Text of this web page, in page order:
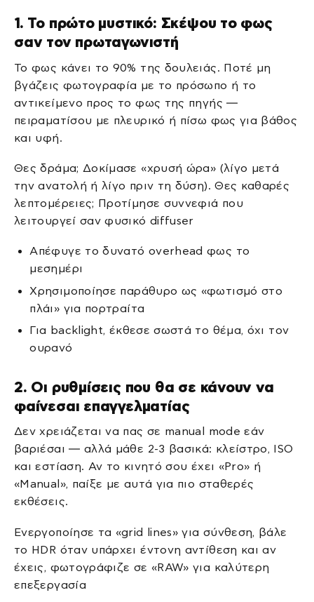
1. Το πρώτο μυστικό: Σκέψου το φως
σαν τον πρωταγωνιστή
Το φως κάνει το 90% της δουλειάς. Ποτέ μη
βγάζεις φωτογραφία με το πρόσωπο ή το
αντικείμενο προς το φως της πηγής —
πειραματίσου με πλευρικό ή πίσω φως για βάθος
και υφή.
Θες δράμα; Δοκίμασε «χρυσή ώρα» (λίγο μετά
την ανατολή ή λίγο πριν τη δύση). Θες καθαρές
λεπτομέρειες; Προτίμησε συννεφιά που
λειτουργεί σαν φυσικό diffuser
Απέφυγε το δυνατό overhead φως το
μεσημέρι
Χρησιμοποίησε παράθυρο ως «φωτισμό στο
πλάι» για πορτραίτα
Για backlight, έκθεσε σωστά το θέμα, όχι τον
ουρανό
2. Οι ρυθμίσεις που θα σε κάνουν να
φαίνεσαι επαγγελματίας
Δεν χρειάζεται να πας σε manual mode εάν
βαριέσαι — αλλά μάθε 2-3 βασικά: κλείστρο, ISO
και εστίαση. Αν το κινητό σου έχει «Pro» ή
«Manual», παίξε με αυτά για πιο σταθερές
εκθέσεις.
Ενεργοποίησε τα «grid lines» για σύνθεση, βάλε
το HDR όταν υπάρχει έντονη αντίθεση και αν
έχεις, φωτογράφιζε σε «RAW» για καλύτερη
επεξεργασία